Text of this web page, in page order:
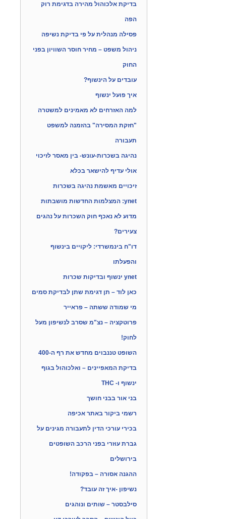
בדיקת אלכוהול מהירה בדגימת רוק
הפה
פסילה מנהלית על פי בדיקת נשיפה
ניהול משפט – מחיר חוסר השוויון בפני
החוק
עובדים על הינשוף?
איך פועל ינשוף
למה האזרחים לא מאמינים למשטרה
"חזקת המסירה" בהזמנה למשפט
תעבורה
נהיגה בשכרות-עונש- בין מאסר לזיכוי
אולי עדיף להישאר בכלא
זיכויים מאשמת נהיגה בשכרות
ynet: המצלמות החדשות מושבתות
מדוע לא נאכף חוק השכרות על נהגים
צעירים?
דו"ח בינמשרדי: ליקויים בינשוף
והפעלתו
ynet ינשוף ובדיקות שכרות
כאן לוד – תן דגימת שתן לבדיקת סמים
מי שמודה ששתה – פראייר
פרוטקציה – נצ"מ שסרב לנשיפון מעל
לחוק!
השופט טננבוים מחדש את רף ה-400
בדיקת המאפיינים – ואלכוהול בגוף
ינשוף ו- THC
בני אור בבני חושך
רשמי ביקור באתר אכיפה
בכירי עורכי הדין לתעבורה מגינים על
גברת עוזרי בפני הרכב השופטים
בירושלים
ההגנה אסורה – בפקודה!
נשיפון -איך זה עובד?
סילבסטר – שותים ונוהגים